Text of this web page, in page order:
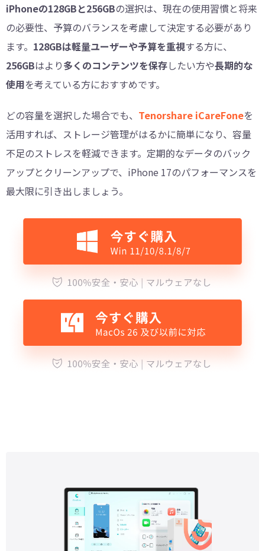
iPhoneの128GBと256GBの選択は、現在の使用習慣と将来
の必要性、予算のバランスを考慮して決定する必要があり
ます。 128GBは軽量ユーザーや予算を重視する方に、
256GBはより多くのコンテンツを保存したい方や長期的な
使用を考えている方におすすめです。
どの容量を選択した場合でも、 Tenorshare iCareFoneを
活用すれば、ストレージ管理がはるかに簡単になり、容量
不足のストレスを軽減できます。定期的なデータのバック
アップとクリーンアップで、iPhone 17のパフォーマンスを
最大限に引き出しましょう。